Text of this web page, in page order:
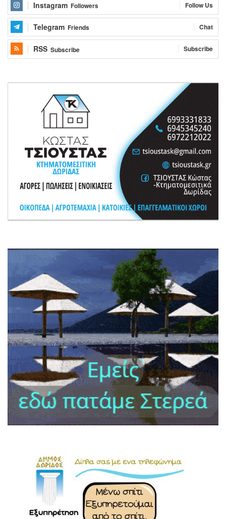
Instagram Followers Follow Us
Telegram Friends Chat
RSS Subscribe Subscribe